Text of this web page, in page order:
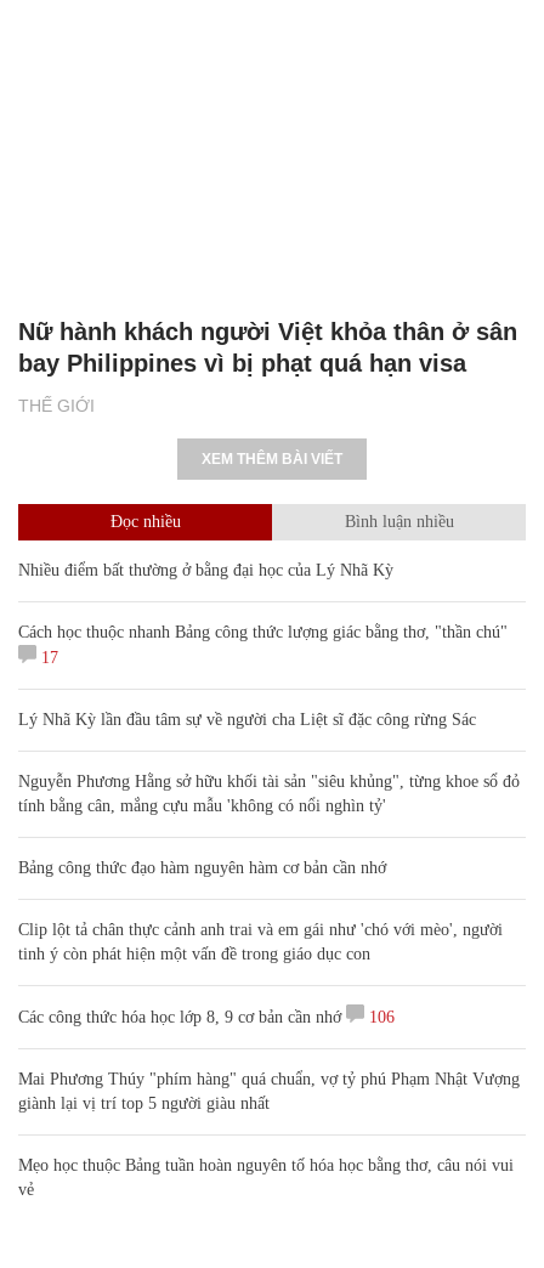
THẾ GIỚI
Nữ hành khách người Việt khỏa thân ở sân
bay Philippines vì bị phạt quá hạn visa
XEM THÊM BÀI VIẾT
Đọc nhiều Bình luận nhiều
Nhiều điểm bất thường ở bằng đại học của Lý Nhã Kỳ
Cách học thuộc nhanh Bảng công thức lượng giác bằng thơ, "thần chú"
17
Lý Nhã Kỳ lần đầu tâm sự về người cha Liệt sĩ đặc công rừng Sác
Nguyễn Phương Hằng sở hữu khối tài sản "siêu khủng", từng khoe sổ đỏ
tính bằng cân, mắng cựu mẫu 'không có nổi nghìn tỷ'
Bảng công thức đạo hàm nguyên hàm cơ bản cần nhớ
Clip lột tả chân thực cảnh anh trai và em gái như 'chó với mèo', người
tinh ý còn phát hiện một vấn đề trong giáo dục con
Các công thức hóa học lớp 8, 9 cơ bản cần nhớ 106
Mai Phương Thúy "phím hàng" quá chuẩn, vợ tỷ phú Phạm Nhật Vượng
giành lại vị trí top 5 người giàu nhất
Mẹo học thuộc Bảng tuần hoàn nguyên tố hóa học bằng thơ, câu nói vui
vẻ